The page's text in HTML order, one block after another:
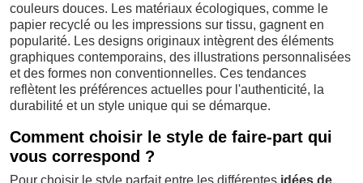
couleurs douces. Les matériaux écologiques, comme le
papier recyclé ou les impressions sur tissu, gagnent en
popularité. Les designs originaux intègrent des éléments
graphiques contemporains, des illustrations personnalisées
et des formes non conventionnelles. Ces tendances
reflètent les préférences actuelles pour l'authenticité, la
durabilité et un style unique qui se démarque.
Comment choisir le style de faire-part qui
vous correspond ?
Pour choisir le style parfait entre les différentes idées de